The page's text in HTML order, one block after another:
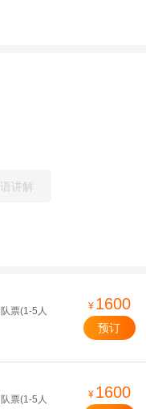
讲解
票(1-5人
¥ 1600
预订
票(1-5人
¥ 1600